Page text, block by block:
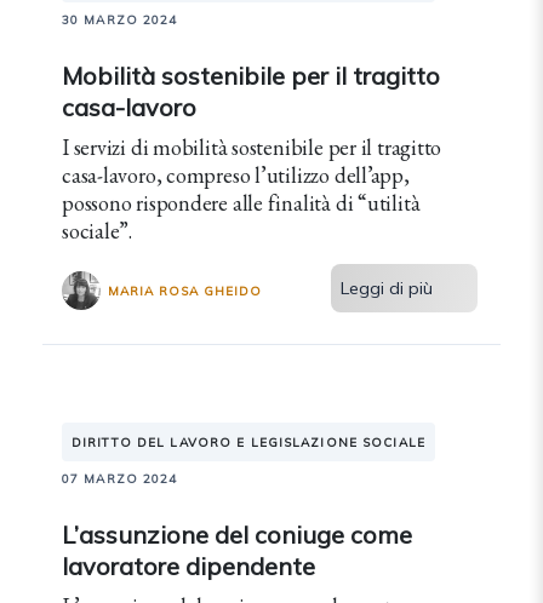
30 MARZO 2024
Mobilità sostenibile per il tragitto
casa-lavoro
I servizi di mobilità sostenibile per il tragitto
casa-lavoro, compreso l’utilizzo dell’app,
possono rispondere alle finalità di “utilità
sociale”.
MARIA ROSA GHEIDO Leggi di più
DIRITTO DEL LAVORO E LEGISLAZIONE SOCIALE
07 MARZO 2024
L’assunzione del coniuge come
lavoratore dipendente